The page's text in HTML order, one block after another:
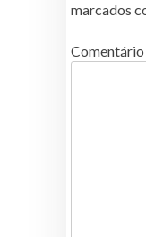
marcados
Comentário